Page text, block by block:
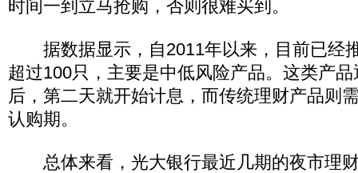
时间一到立马抢购，否则很难买到。
据数据显示，自2011年以来，目前已经推
超过100只，主要是中低风险产品。这类产
后，第二天就开始计息，而传统理财产品则
认购期。
总体来看，光大银行最近几期的夜市理